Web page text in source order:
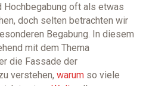
oft als etwas
doch selten betrachten wir
Begabung. In diesem
mit dem Thema
die Fassade der
verstehen, warumso viele